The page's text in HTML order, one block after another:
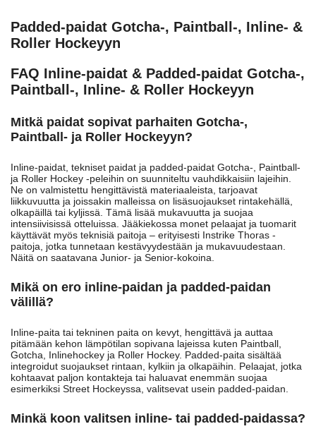
Padded-paidat Gotcha-, Paintball-, Inline- &
Roller Hockeyyn
FAQ Inline-paidat & Padded-paidat Gotcha-,
Paintball-, Inline- & Roller Hockeyyn
Mitkä paidat sopivat parhaiten Gotcha-,
Paintball- ja Roller Hockeyyn?
Inline-paidat, tekniset paidat ja padded-paidat Gotcha-, Paintball-
ja Roller Hockey -peleihin on suunniteltu vauhdikkaisiin lajeihin.
Ne on valmistettu hengittävistä materiaaleista, tarjoavat
liikkuvuutta ja joissakin malleissa on lisäsuojaukset rintakehällä,
olkapäillä tai kyljissä. Tämä lisää mukavuutta ja suojaa
intensiivisissä otteluissa. Jääkiekossa monet pelaajat ja tuomarit
käyttävät myös teknisiä paitoja – erityisesti Instrike Thoras -
paitoja, jotka tunnetaan kestävyydestään ja mukavuudestaan.
Näitä on saatavana Junior- ja Senior-kokoina.
Mikä on ero inline-paidan ja padded-paidan
välillä?
Inline-paita tai tekninen paita on kevyt, hengittävä ja auttaa
pitämään kehon lämpötilan sopivana lajeissa kuten Paintball,
Gotcha, Inlinehockey ja Roller Hockey. Padded-paita sisältää
integroidut suojaukset rintaan, kylkiin ja olkapäihin. Pelaajat, jotka
kohtaavat paljon kontakteja tai haluavat enemmän suojaa
esimerkiksi Street Hockeyssa, valitsevat usein padded-paidan.
Minkä koon valitsen inline- tai padded-paidassa?